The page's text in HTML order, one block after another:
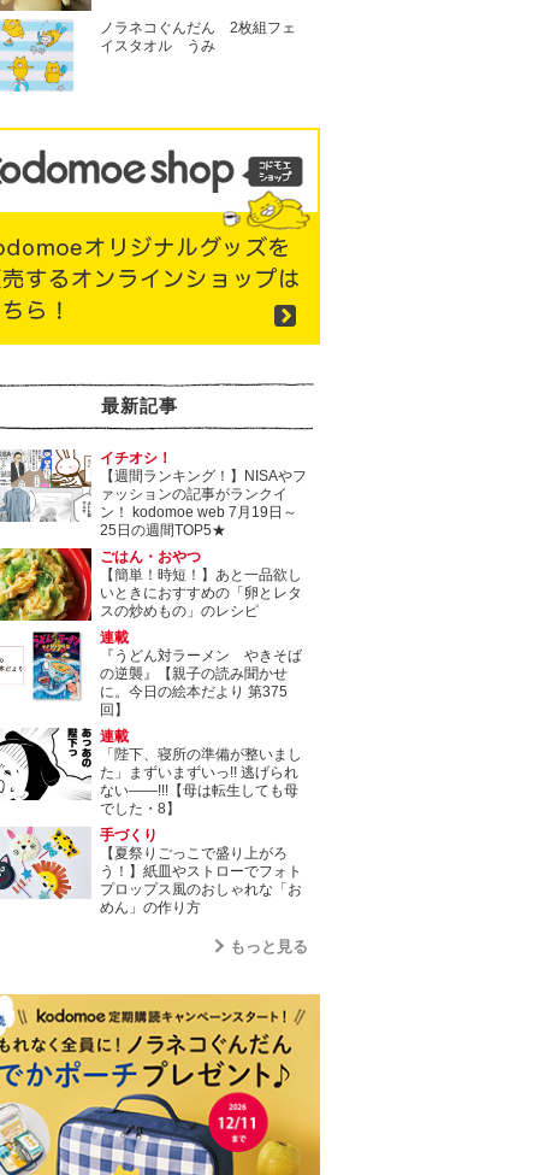
ノラネコぐんだん 2枚組フェ
イスタオル うみ
最新記事
イチオシ！
【週間ランキング！】NISAやフ
ァッションの記事がランクイ
ン！ kodomoe web 7月19日～
25日の週間TOP5★
ごはん・おやつ
【簡単！時短！】あと一品欲し
いときにおすすめの「卵とレタ
スの炒めもの」のレシピ
連載
『うどん対ラーメン やきそば
の逆襲』【親子の読み聞かせ
に。今日の絵本だより 第375
回】
連載
「陛下、寝所の準備が整いまし
た」まずいまずいっ!! 逃げられ
ない――!!!【母は転生しても母
でした・8】
手づくり
【夏祭りごっこで盛り上がろ
う！】紙皿やストローでフォト
プロップス風のおしゃれな「お
めん」の作り方
もっと見る